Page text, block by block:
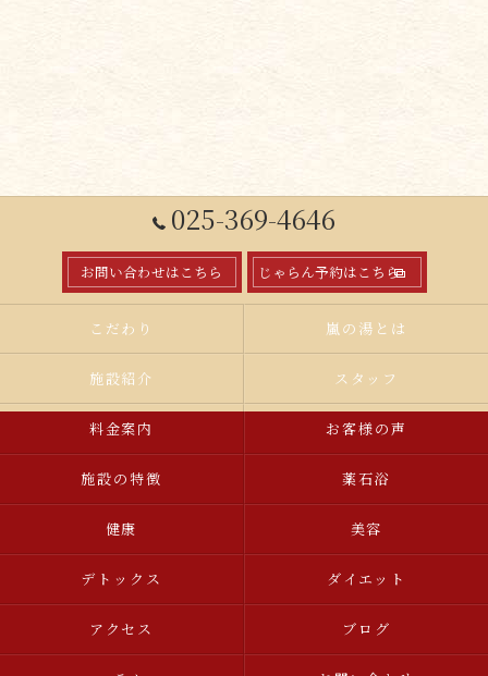
025-369-4646
お問い合わせはこちら じゃらん予約はこちら
こだわり 嵐の湯とは
施設紹介 スタッフ
料金案内 お客様の声
施設の特徴 薬石浴
健康 美容
デトックス ダイエット
アクセス ブログ